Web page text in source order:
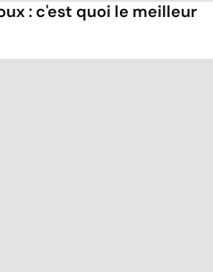
: c'est quoi le meilleur